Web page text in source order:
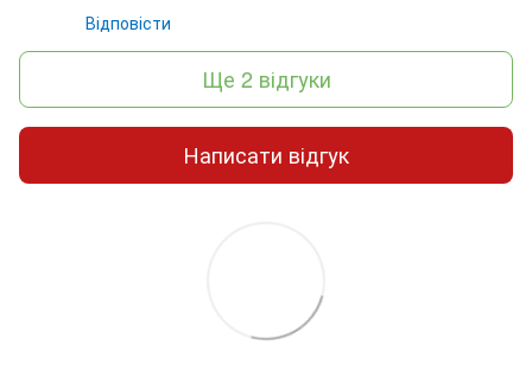
Відповісти
Ще 2 відгуки
Написати відгук